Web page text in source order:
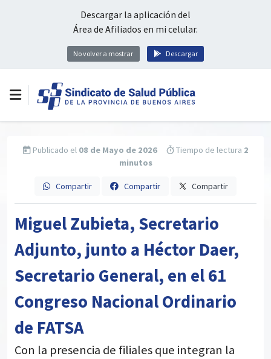
Descargar la aplicación del
Área de Afiliados en mi celular.
No volver a mostrar Descargar
Publicado el 08 de Mayo de 2026 Tiempo de lectura 2
minutos
Compartir Compartir Compartir
Miguel Zubieta, Secretario
Adjunto, junto a Héctor Daer,
Secretario General, en el 61
Congreso Nacional Ordinario
de FATSA
Con la presencia de filiales que integran la